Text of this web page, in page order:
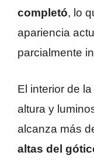
completó, lo
apariencia
parcialmente
El interior de
altura y
alcanza más
altas del